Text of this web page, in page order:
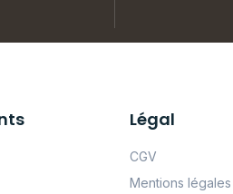
Légal
CGV
Mentions légales